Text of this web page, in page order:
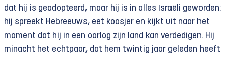
dat hij is geadopteerd, maar hij is in alles Israëli geworden:
hij spreekt Hebreeuws, eet koosjer en kijkt uit naar het
moment dat hij in een oorlog zijn land kan verdedigen. Hij
minacht het echtpaar, dat hem twintig jaar geleden heeft